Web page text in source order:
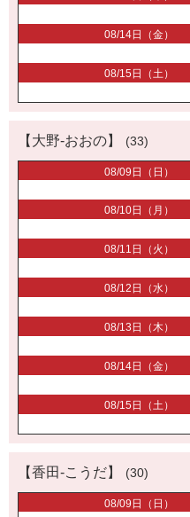
08/14日（金）
08/15日（土）
【大野-おおの】 (33)
08/09日（日）
08/10日（月）
08/11日（火）
08/12日（水）
08/13日（木）
08/14日（金）
08/15日（土）
【香田-こうだ】 (30)
08/09日（日）